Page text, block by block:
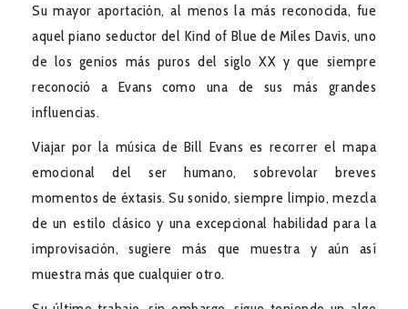
Su mayor aportación, al menos la más reconocida, fue
aquel piano seductor del Kind of Blue de Miles Davis, uno
de los genios más puros del siglo XX y que siempre
reconoció a Evans como una de sus más grandes
influencias.
Viajar por la música de Bill Evans es recorrer el mapa
emocional del ser humano, sobrevolar breves
momentos de éxtasis. Su sonido, siempre limpio, mezcla
de un estilo clásico y una excepcional habilidad para la
improvisación, sugiere más que muestra y aún así
muestra más que cualquier otro.